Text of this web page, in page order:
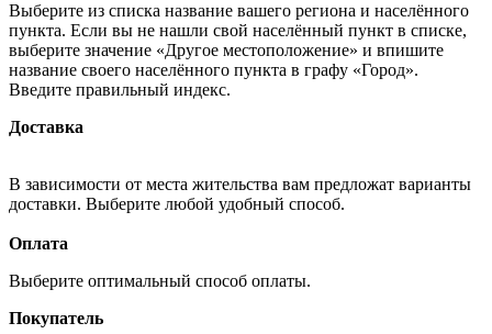
Выберите из списка название вашего региона и населённого
пункта. Если вы не нашли свой населённый пункт в списке,
выберите значение «Другое местоположение» и впишите
название своего населённого пункта в графу «Город».
Введите правильный индекс.
Доставка
В зависимости от места жительства вам предложат варианты
доставки. Выберите любой удобный способ.
Оплата
Выберите оптимальный способ оплаты.
Покупатель